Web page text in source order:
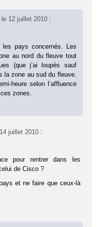
le 12 juillet 2010 :
pays concernés. Les
au nord du fleuve tout
(que j’ai loupés sauf
la zone au sud du fleuve.
heure selon l’affluence
ces zones.
juillet 2010 :
pour rentrer dans les
de Cisco ?
et ne faire que ceux-là